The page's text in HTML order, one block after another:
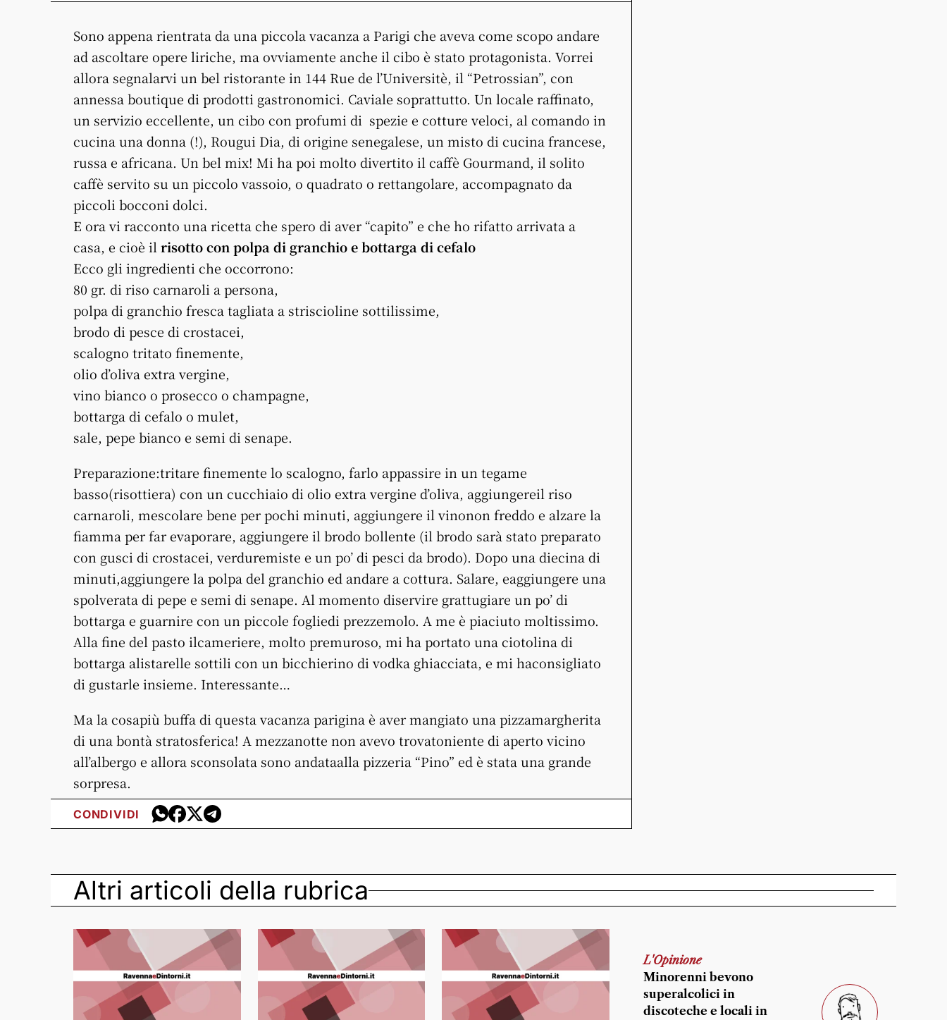
Sono appena rientrata da una piccola vacanza a Parigi che aveva come scopo andare
ad ascoltare opere liriche, ma ovviamente anche il cibo è stato protagonista. Vorrei
allora segnalarvi un bel ristorante in 144 Rue de l’Universitè, il “Petrossian”, con
annessa boutique di prodotti gastronomici. Caviale soprattutto. Un locale raffinato,
un servizio eccellente, un cibo con profumi di spezie e cotture veloci, al comando in
cucina una donna (!), Rougui Dia, di origine senegalese, un misto di cucina francese,
russa e africana. Un bel mix! Mi ha poi molto divertito il caffè Gourmand, il solito
caffè servito su un piccolo vassoio, o quadrato o rettangolare, accompagnato da
piccoli bocconi dolci.
E ora vi racconto una ricetta che spero di aver “capito” e che ho rifatto arrivata a
casa, e cioè il risotto con polpa di granchio e bottarga di cefalo
Ecco gli ingredienti che occorrono:
80 gr. di riso carnaroli a persona,
polpa di granchio fresca tagliata a striscioline sottilissime,
brodo di pesce di crostacei,
scalogno tritato finemente,
olio d’oliva extra vergine,
vino bianco o prosecco o champagne,
bottarga di cefalo o mulet,
sale, pepe bianco e semi di senape.
Preparazione:tritare finemente lo scalogno, farlo appassire in un tegame
basso(risottiera) con un cucchiaio di olio extra vergine d’oliva, aggiungereil riso
carnaroli, mescolare bene per pochi minuti, aggiungere il vinonon freddo e alzare la
fiamma per far evaporare, aggiungere il brodo bollente (il brodo sarà stato preparato
con gusci di crostacei, verduremiste e un po’ di pesci da brodo). Dopo una diecina di
minuti,aggiungere la polpa del granchio ed andare a cottura. Salare, eaggiungere una
spolverata di pepe e semi di senape. Al momento diservire grattugiare un po’ di
bottarga e guarnire con un piccole fogliedi prezzemolo. A me è piaciuto moltissimo.
Alla fine del pasto ilcameriere, molto premuroso, mi ha portato una ciotolina di
bottarga alistarelle sottili con un bicchierino di vodka ghiacciata, e mi haconsigliato
di gustarle insieme. Interessante…
Ma la cosapiù buffa di questa vacanza parigina è aver mangiato una pizzamargherita
di una bontà stratosferica! A mezzanotte non avevo trovatoniente di aperto vicino
all’albergo e allora sconsolata sono andataalla pizzeria “Pino” ed è stata una grande
sorpresa.
CONDIVIDI
Altri articoli della rubrica
L'Opinione
Minorenni bevono
superalcolici in
discoteche e locali in